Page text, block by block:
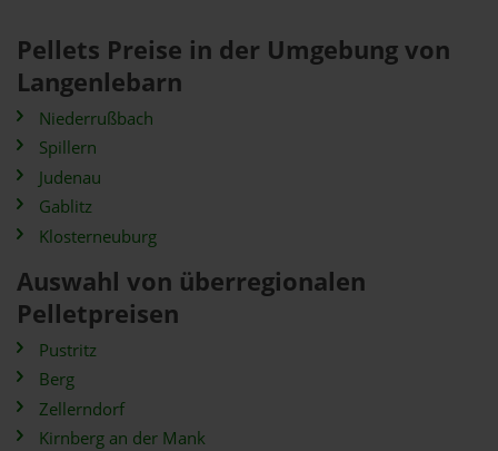
Pellets Preise in der Umgebung von
Langenlebarn
Niederrußbach
Spillern
Judenau
Gablitz
Klosterneuburg
Auswahl von überregionalen
Pelletpreisen
Pustritz
Berg
Zellerndorf
Kirnberg an der Mank